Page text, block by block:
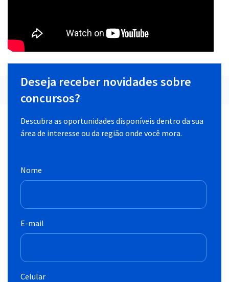
Deseja receber novidades sobre
concursos?
Descubra as oportunidades disponíveis dentro da sua
área de interesse ou da região onde você mora.
Nome
E-mail
Celular